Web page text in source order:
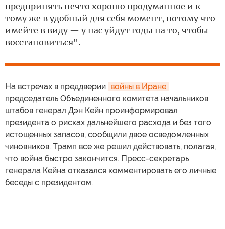
предпринять нечто хорошо продуманное и к
тому же в удобный для себя момент, потому что
имейте в виду — у нас уйдут годы на то, чтобы
восстановиться".
На встречах в преддверии войны в Иране
председатель Объединенного комитета начальников
штабов генерал Дэн Кейн проинформировал
президента о рисках дальнейшего расхода и без того
истощенных запасов, сообщили двое осведомленных
чиновников. Трамп все же решил действовать, полагая,
что война быстро закончится. Пресс-секретарь
генерала Кейна отказался комментировать его личные
беседы с президентом.